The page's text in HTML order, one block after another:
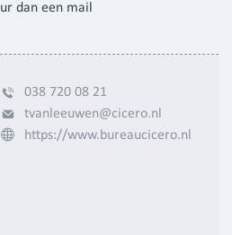
dan een mail
038 720 08 21
tvanleeuwen@cicero.nl
https://www.bureaucicero.nl